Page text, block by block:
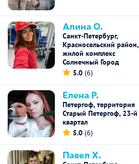
Алина О.
Санкт-Петербург,
Красносельский район,
жилой комплекс
Солнечный Город
5.0 (6)
Елена Р.
Петергоф, территория
Старый Петергоф, 23-й
квартал
5.0 (6)
Павел Х.